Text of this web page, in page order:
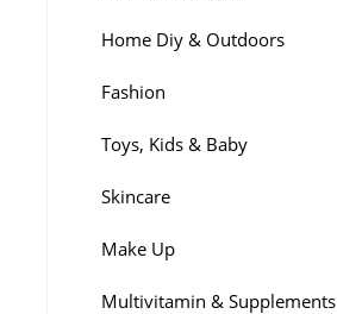
Home Diy & Outdoors
Fashion
Toys, Kids & Baby
Skincare
Make Up
Multivitamin & Supplements